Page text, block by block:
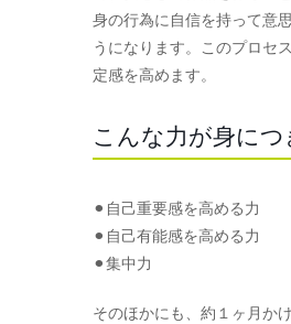
身の行為に自信を持って意
うになります。このプロセ
定感を高めます。
こんな力が身につ
⚫︎自己重要感を高める力
⚫︎自己有能感を高める力
⚫︎集中力
そのほかにも、約１ヶ月か